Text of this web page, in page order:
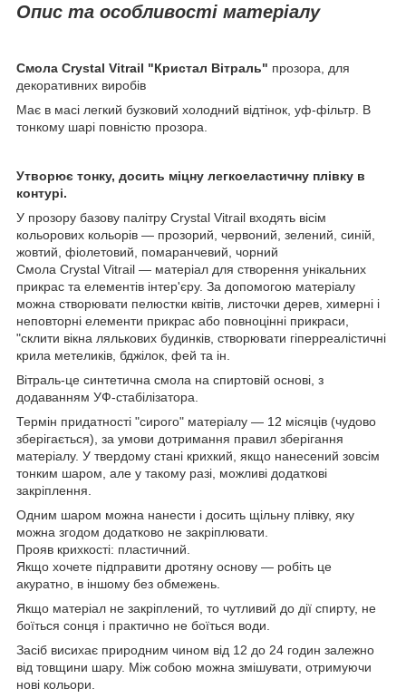
Опис та особливості матеріалу
Смола Crystal Vitrail "Кристал Вітраль" прозора, для
декоративних виробів
Має в масі легкий бузковий холодний відтінок, уф-фільтр. В
тонкому шарі повністю прозора.
Утворює тонку, досить міцну легкоеластичну плівку в
контурі.
У прозору базову палітру Crystal Vitrail входять вісім
кольорових кольорів ― прозорий, червоний, зелений, синій,
жовтий, фіолетовий, помаранчевий, чорний
Смола Crystal Vitrail ― матеріал для створення унікальних
прикрас та елементів інтер'єру. За допомогою матеріалу
можна створювати пелюстки квітів, листочки дерев, химерні і
неповторні елементи прикрас або повноцінні прикраси,
"склити вікна лялькових будинків, створювати гіперреалістичні
крила метеликів, бджілок, фей та ін.
Вітраль-це синтетична смола на спиртовій основі, з
додаванням УФ-стабілізатора.
Термін придатності "сирого" матеріалу ― 12 місяців (чудово
зберігається), за умови дотримання правил зберігання
матеріалу. У твердому стані крихкий, якщо нанесений зовсім
тонким шаром, але у такому разі, можливі додаткові
закріплення.
Одним шаром можна нанести і досить щільну плівку, яку
можна згодом додатково не закріплювати.
Прояв крихкості: пластичний.
Якщо хочете підправити дротяну основу ― робіть це
акуратно, в іншому без обмежень.
Якщо матеріал не закріплений, то чутливий до дії спирту, не
боїться сонця і практично не боїться води.
Засіб висихає природним чином від 12 до 24 годин залежно
від товщини шару. Між собою можна змішувати, отримуючи
нові кольори.